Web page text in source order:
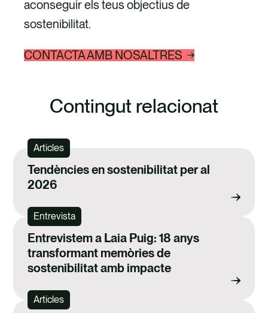
aconseguir els teus objectius de
sostenibilitat.
CONTACTA AMB NOSALTRES
Contingut relacionat
Articles
Tendències en sostenibilitat per al
2026
Entrevista
Entrevistem a Laia Puig: 18 anys
transformant memòries de
sostenibilitat amb impacte
Articles